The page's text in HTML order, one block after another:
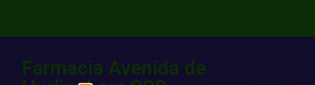
Farmacia Avenida de